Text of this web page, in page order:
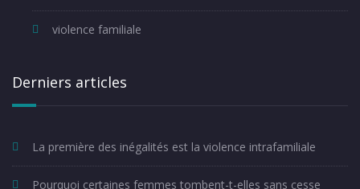
violence familiale
Derniers articles
La première des inégalités est la violence intrafamiliale
Pourquoi certaines femmes tombent-t-elles sans cesse